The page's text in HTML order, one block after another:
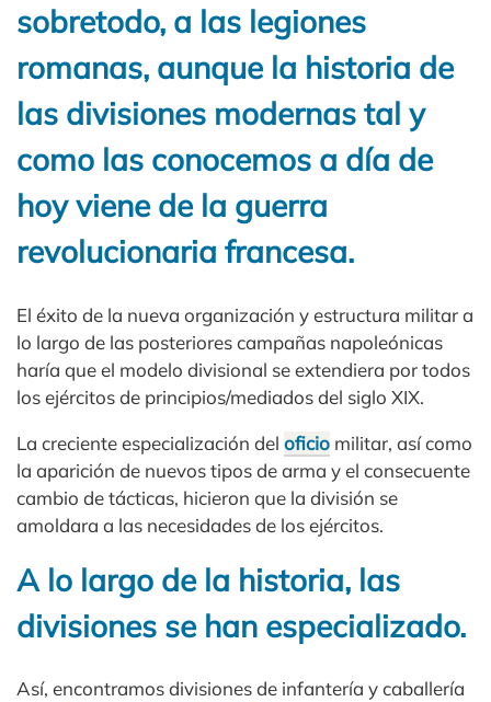
sobretodo, a las legiones
romanas, aunque la historia de
las divisiones modernas tal y
como las conocemos a día de
hoy viene de la guerra
revolucionaria francesa.
El éxito de la nueva organización y estructura militar a
lo largo de las posteriores campañas napoleónicas
haría que el modelo divisional se extendiera por todos
los ejércitos de principios/mediados del siglo XIX.
La creciente especialización del oficio militar, así como
la aparición de nuevos tipos de arma y el consecuente
cambio de tácticas, hicieron que la división se
amoldara a las necesidades de los ejércitos.
A lo largo de la historia, las
divisiones se han especializado.
Así, encontramos divisiones de infantería y caballería